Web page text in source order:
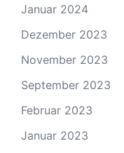
Januar 2024
Dezember 2023
November 2023
September 2023
Februar 2023
Januar 2023